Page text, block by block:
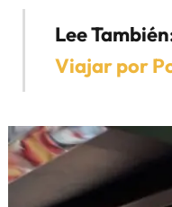
Lee También
Viajar por